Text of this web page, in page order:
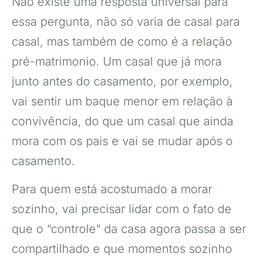
essa pergunta, não só varia de casal para
casal, mas também de como é a relação
pré-matrimonio. Um casal que já mora
junto antes do casamento, por exemplo,
vai sentir um baque menor em relação à
convivência, do que um casal que ainda
mora com os pais e vai se mudar após o
casamento.
Para quem está acostumado a morar
sozinho, vai precisar lidar com o fato de
que o “controle” da casa agora passa a ser
compartilhado e que momentos sozinho